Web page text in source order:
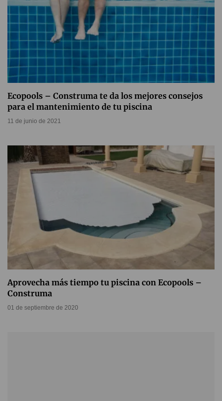
Ecopools – Construma te da los mejores consejos
para el mantenimiento de tu piscina
11 de junio de 2021
Aprovecha más tiempo tu piscina con Ecopools –
Construma
01 de septiembre de 2020